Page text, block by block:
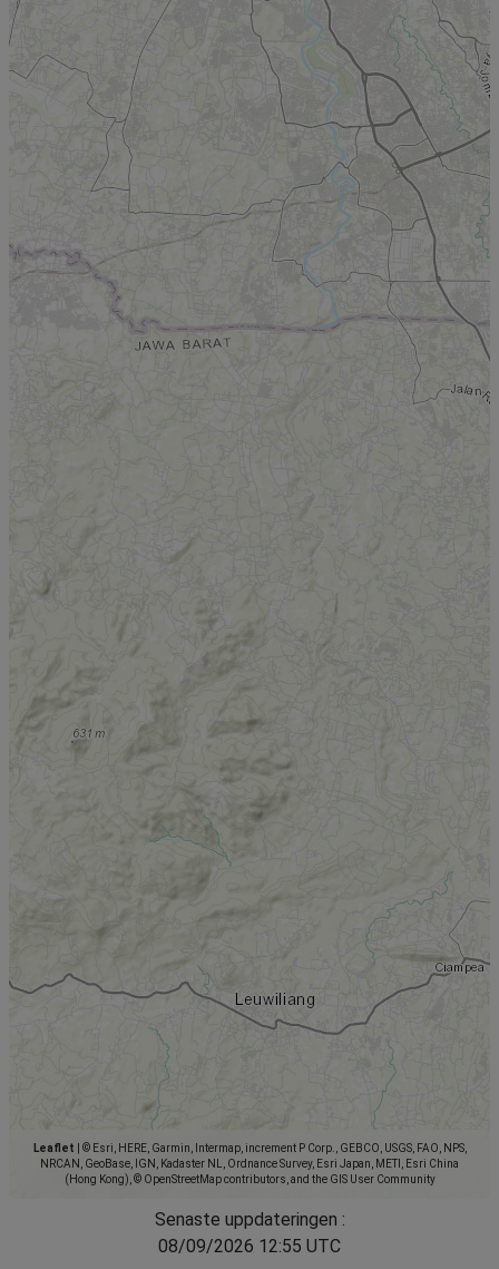
Leaflet
© Esri, HERE, Garmin, Intermap, increment P Corp., GEBCO, USGS, FAO, NPS,
NRCAN, GeoBase, IGN, Kadaster NL, Ordnance Survey, Esri Japan, METI, Esri China
(Hong Kong), © OpenStreetMap contributors, and the GIS User Community
Senaste uppdateringen :
08/09/2026 12:55 UTC